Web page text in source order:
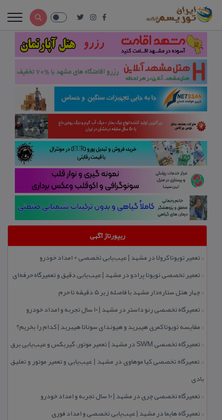
ریپورتاژ آگهی
:: تعمیر تویوتا كرولا در مشهد | عیب‌یابی تخصصی + امداد خودرو
:: تعمیر تخصصی تویوتا پرادو در مشهد | عیب‌یابی دقیق و تعمیرگاه حرفه‌ای
::چهار هتل‌ ستاره‌دار مشهد با فاصله زیر 5 دقیقه تا حرم
:: تعمیرگاه تخصصی رنو داستر در مشهد | ۱۰ سال تجربه و امداد خودرو
:: مقایسه تویوتا كمری هیبرید و هیوندای سوناتا هیبرید | كدام را بخریم؟
:: تعمیرگاه تخصصی SWM در مشهد | تعمیر موتور، گیربكس و عیب‌یابی برق
:: تعمیرگاه تخصصی كیا موهاوی در مشهد | عیب‌یابی و تعمیر موتور و تعلیق
بادی
:: تعمیرگاه تخصصی چری در مشهد | ۱۰ سال تجربه و امداد خودرو
:: تعمیرگاه هایما در مشهد | عیب‌یابی تخصصی و امداد فوری